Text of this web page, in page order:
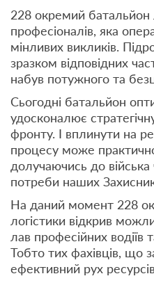
228 окремий батальйон
професіоналів, яка
мінливих викликів.
зразком відповідних
набув потужного та
Сьогодні батальйон
удосконалює
фронту. І вплинути на
процесу може
долучаючись до війська
потреби наших
На даний момент 228
логістики відкрив
лав професійних водіїв
Тобто тих фахівців, що
ефективний рух